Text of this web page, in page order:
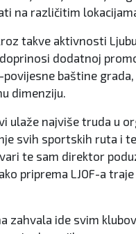
na različitim
takve aktivnosti
dodatnoj
baštine grada,
dimenziju.
ulaže najviše truda u
svih sportskih ruta i
te sam direktor
priprema LJOF-a
zahvala ide svim